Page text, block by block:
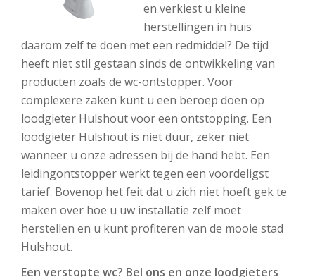
en verkiest u kleine
herstellingen in huis
daarom zelf te doen met een redmiddel? De tijd
heeft niet stil gestaan sinds de ontwikkeling van
producten zoals de wc-ontstopper. Voor
complexere zaken kunt u een beroep doen op
loodgieter Hulshout voor een ontstopping. Een
loodgieter Hulshout is niet duur, zeker niet
wanneer u onze adressen bij de hand hebt. Een
leidingontstopper werkt tegen een voordeligst
tarief. Bovenop het feit dat u zich niet hoeft gek te
maken over hoe u uw installatie zelf moet
herstellen en u kunt profiteren van de mooie stad
Hulshout.
Een verstopte wc? Bel ons en onze loodgieters